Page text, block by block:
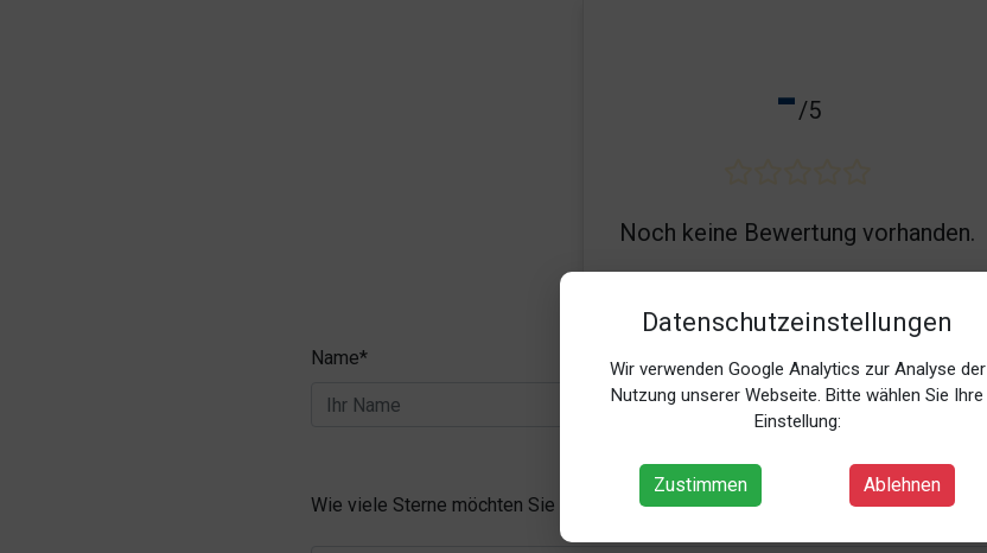
Datenschutzeinstellungen
Wir verwenden Google Analytics zur Analyse der
Nutzung unserer Webseite. Bitte wählen Sie Ihre
Einstellung:
Zustimmen Ablehnen
-/5
Noch keine Bewertung vorhanden.
Name* E-Mail*
Wie viele Sterne möchten Sie vergeben?*